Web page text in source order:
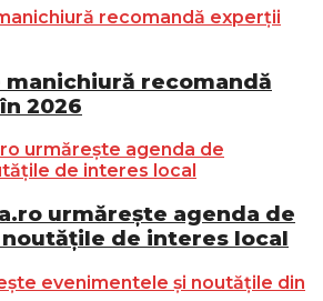
manichiură recomandă
2026
urmărește agenda de
de interes local